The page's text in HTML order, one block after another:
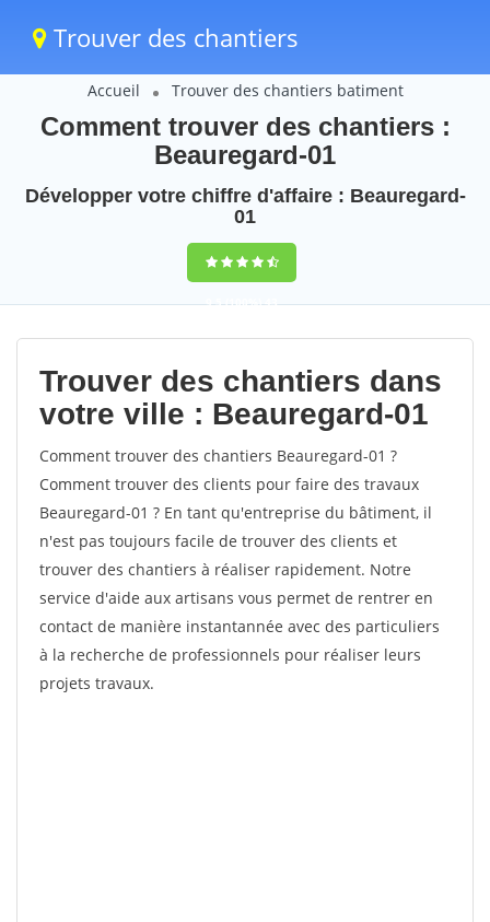
Trouver des chantiers
Accueil Trouver des chantiers batiment
Comment trouver des chantiers :
Beauregard-01
Développer votre chiffre d'affaire : Beauregard-
01
9,5(100%)43
votes
Trouver des chantiers dans
votre ville : Beauregard-01
Comment trouver des chantiers Beauregard-01 ?
Comment trouver des clients pour faire des travaux
Beauregard-01 ? En tant qu'entreprise du bâtiment, il
n'est pas toujours facile de trouver des clients et
trouver des chantiers à réaliser rapidement. Notre
service d'aide aux artisans vous permet de rentrer en
contact de manière instantannée avec des particuliers
à la recherche de professionnels pour réaliser leurs
projets travaux.